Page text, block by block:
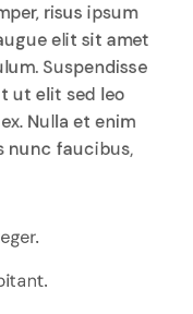
risus ipsum
elit sit amet
Suspendisse
ut elit sed leo
Nulla et enim
nunc faucibus,